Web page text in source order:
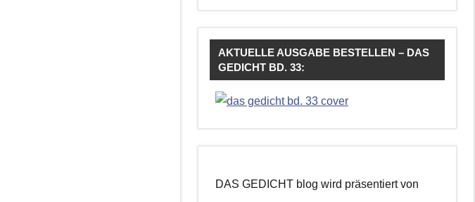
AKTUELLE AUSGABE BESTELLEN – DAS
GEDICHT BD. 33:
DAS GEDICHT blog wird präsentiert von